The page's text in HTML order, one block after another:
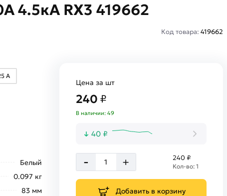
4.5кА RX3 419662
Код товара: 419662
А
Белый
0.097 кг
83 мм
Цена за шт
240 ₽
В наличии: 49
40 ₽
- + 240 ₽
Кол-во: 1
Добавить в корзину